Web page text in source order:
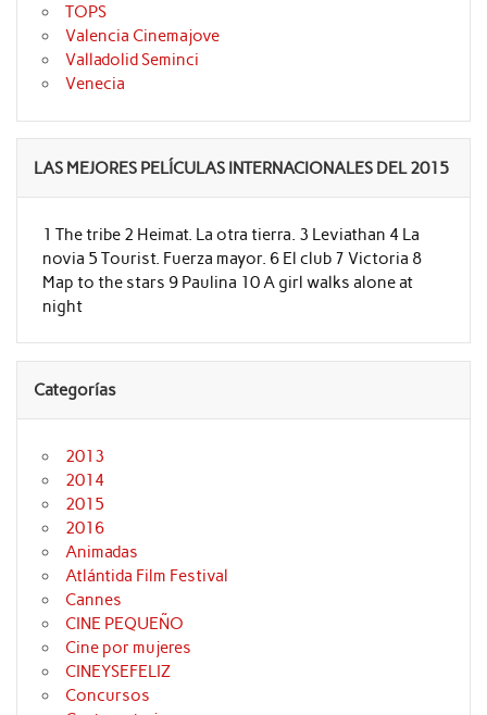
TOPS
Valencia Cinemajove
Valladolid Seminci
Venecia
LAS MEJORES PELÍCULAS INTERNACIONALES DEL 2015
1 The tribe 2 Heimat. La otra tierra. 3 Leviathan 4 La
novia 5 Tourist. Fuerza mayor. 6 El club 7 Victoria 8
Map to the stars 9 Paulina 10 A girl walks alone at
night
Categorías
2013
2014
2015
2016
Animadas
Atlántida Film Festival
Cannes
CINE PEQUEÑO
Cine por mujeres
CINEYSEFELIZ
Concursos